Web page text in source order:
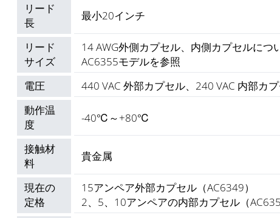
リード
長
最小20インチ
リード
サイズ
14 AWG外側カプセル、内側カプセルにつ
AC6355モデルを参照
電圧
440 VAC 外部カプセル、240 VAC 内部カ
動作温
度
-40℃～+80℃
接触材
料
貴金属
現在の
定格
15アンペア外部カプセル（AC6349）
2、5、10アンペアの内部カプセル（